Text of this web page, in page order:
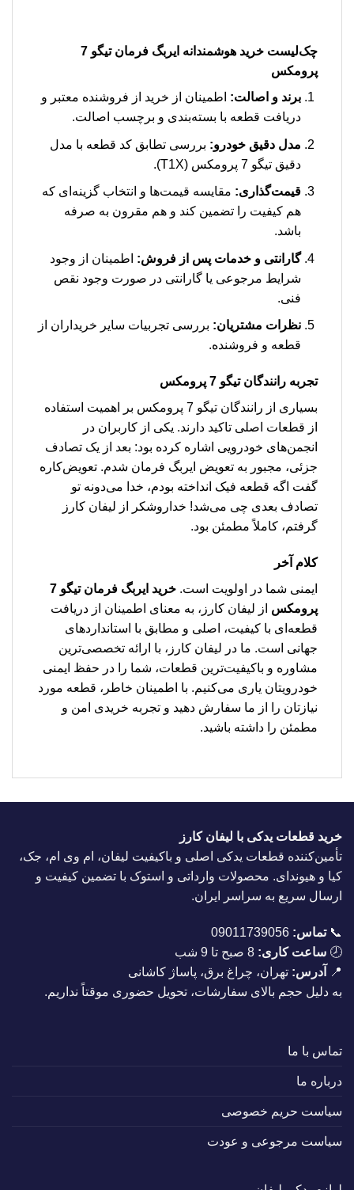
چک‌لیست خرید هوشمندانه ایربگ فرمان تیگو 7
پرومکس
برند و اصالت: اطمینان از خرید از فروشنده معتبر و
دریافت قطعه با بسته‌بندی و برچسب اصالت.
مدل دقیق خودرو: بررسی تطابق کد قطعه با مدل
دقیق تیگو 7 پرومکس (T1X).
قیمت‌گذاری: مقایسه قیمت‌ها و انتخاب گزینه‌ای که
هم کیفیت را تضمین کند و هم مقرون به صرفه
باشد.
گارانتی و خدمات پس از فروش: اطمینان از وجود
شرایط مرجوعی یا گارانتی در صورت وجود نقص
فنی.
نظرات مشتریان: بررسی تجربیات سایر خریداران از
قطعه و فروشنده.
تجربه رانندگان تیگو 7 پرومکس
بسیاری از رانندگان تیگو 7 پرومکس بر اهمیت استفاده
از قطعات اصلی تاکید دارند. یکی از کاربران در
انجمن‌های خودرویی اشاره کرده بود: بعد از یک تصادف
جزئی، مجبور به تعویض ایربگ فرمان شدم. تعویض‌کاره
گفت اگه قطعه فیک انداخته بودم، خدا می‌دونه تو
تصادف بعدی چی می‌شد! خداروشکر از لیفان کارز
گرفتم، کاملاً مطمئن بود.
کلام آخر
ایمنی شما در اولویت است.
خرید ایربگ فرمان تیگو 7
پرومکس از لیفان کارز، به معنای اطمینان از دریافت
قطعه‌ای با کیفیت، اصلی و مطابق با استانداردهای
جهانی است. ما در لیفان کارز، با ارائه تخصصی‌ترین
مشاوره و باکیفیت‌ترین قطعات، شما را در حفظ ایمنی
خودرویتان یاری می‌کنیم. با اطمینان خاطر، قطعه مورد
نیازتان را از ما سفارش دهید و تجربه خریدی امن و
مطمئن را داشته باشید.
خرید قطعات یدکی با لیفان کارز
تأمین‌کننده قطعات یدکی اصلی و باکیفیت لیفان، ام وی ام، جک،
کیا و هیوندای. محصولات وارداتی و استوک با تضمین کیفیت و
ارسال سریع به سراسر ایران.
📞تماس: 09011739056
🕗 ساعت کاری:
📍
آدرس: تهران، چراغ برق، پاساژ کاشانی
به دلیل حجم بالای سفارشات، تحویل حضوری موقتاً نداریم.
تماس با ما
درباره ما
سیاست حریم خصوصی
سیاست مرجوعی و عودت